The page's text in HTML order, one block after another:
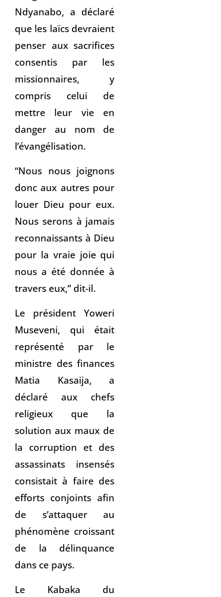
Ndyanabo, a déclaré
que les laïcs devraient
penser aux sacrifices
consentis par les
missionnaires, y
compris celui de
mettre leur vie en
danger au nom de
l’évangélisation.
“Nous nous joignons
donc aux autres pour
louer Dieu pour eux.
Nous serons à jamais
reconnaissants à Dieu
pour la vraie joie qui
nous a été donnée à
travers eux,” dit-il.
Le président Yoweri
Museveni, qui était
représenté par le
ministre des finances
Matia Kasaija, a
déclaré aux chefs
religieux que la
solution aux maux de
la corruption et des
assassinats insensés
consistait à faire des
efforts conjoints afin
de s’attaquer au
phénomène croissant
de la délinquance
dans ce pays.
Le Kabaka du